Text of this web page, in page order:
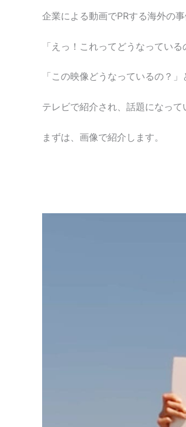
企業による動画でPRする海外の事
「えっ！これってどうなってい
「この映像どうなっているの？
テレビで紹介され、話題になって
まずは、画像で紹介します。